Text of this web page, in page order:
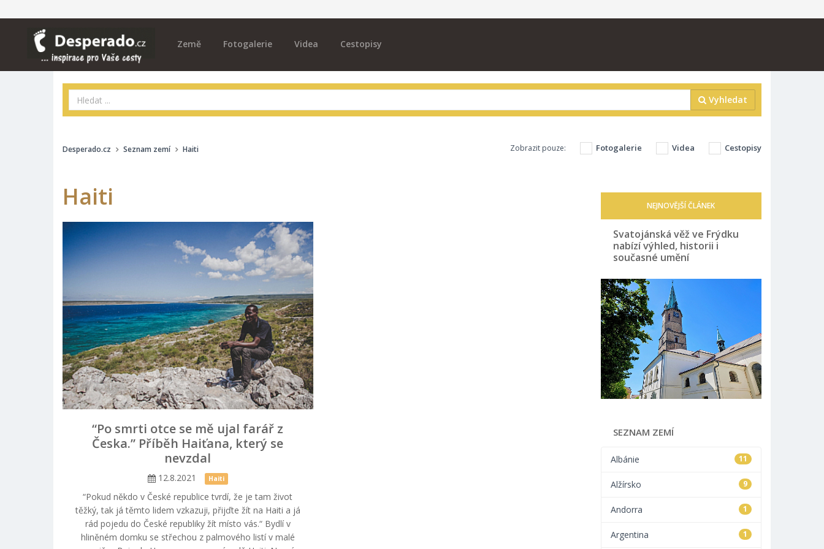
Země Fotogalerie Videa Cestopisy
Vyhledat
Zobrazit pouze: Fotogalerie Videa Cestopisy
Desperado.cz Seznam zemí Haiti
Haiti
“Po smrti otce se mě ujal farář z
Česka.” Příběh Haiťana, který se
nevzdal
12.8.2021 Haiti
“Pokud někdo v České republice tvrdí, že je tam život
těžký, tak já těmto lidem vzkazuji, přijďte žít na Haiti a já
rád pojedu do České republiky žít místo vás.“ Bydlí v
hliněném domku se střechou z palmového listí v malé
NEJNOVĚJŠÍ ČLÁNEK
Svatojánská věž ve Frýdku
nabízí výhled, historii i
současné umění
SEZNAM ZEMÍ
11
Albánie
9
Alžírsko
1
Andorra
1
Argentina